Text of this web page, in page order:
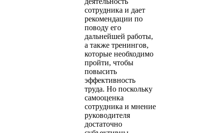
сотрудника и дает
рекомендации по
поводу его
дальнейшей работы,
а также тренингов,
которые необходимо
пройти, чтобы
повысить
эффективность
труда. Но поскольку
самооценка
сотрудника и мнение
руководителя
достаточно